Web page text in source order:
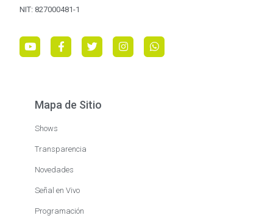
NIT: 827000481-1
Mapa de Sitio
Shows
Transparencia
Novedades
Señal en Vivo
Programación